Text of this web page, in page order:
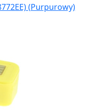
(Purpurowy)